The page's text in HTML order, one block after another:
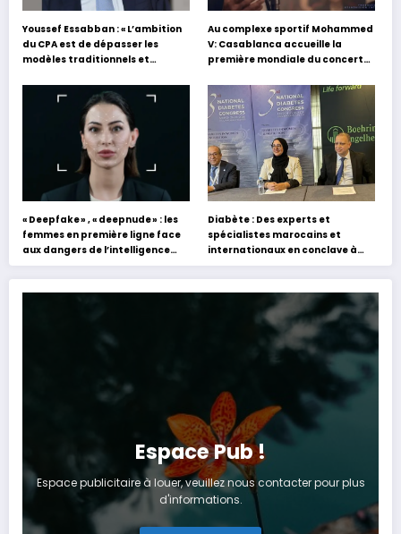
Youssef Essabban : « L’ambition
du CPA est de dépasser les
modèles traditionnels et
s’appuyant sur le partage des
expériences »
Au complexe sportif Mohammed
V: Casablanca accueille la
première mondiale du concert
Hafez
« Deepfake » , « deepnude » : les
femmes en première ligne face
aux dangers de l’intelligence
artificielle
Diabète : Des experts et
spécialistes marocains et
internationaux en conclave à
Tanger
Espace Pub !
Espace publicitaire à louer, veuillez nous contacter pour plus
d'informations.